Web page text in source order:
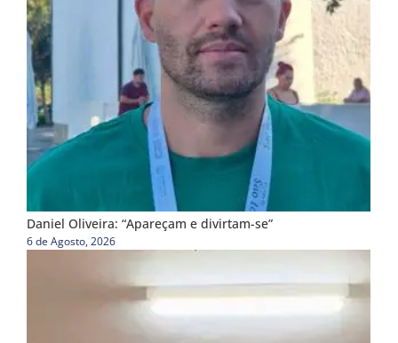
Daniel Oliveira: “Apareçam e divirtam-se”
6 de Agosto, 2026